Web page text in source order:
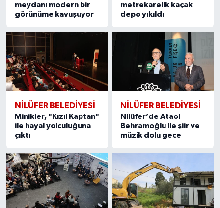
meydanı modern bir
görünüme kavuşuyor
metrekarelik kaçak
depo yıkıldı
NİLÜFER BELEDİYESİ
Minikler, "Kızıl Kaptan"
ile hayal yolculuğuna
çıktı
NİLÜFER BELEDİYESİ
Nilüfer’de Ataol
Behramoğlu ile şiir ve
müzik dolu gece